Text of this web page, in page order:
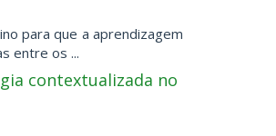
para que a aprendizagem
entre os ...
contextualizada no